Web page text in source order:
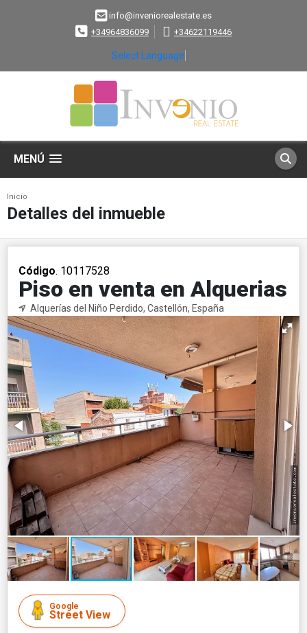
info@inveniorealestate.es
+34964836099
+34622119446
Select Language
MENÚ
Inicio
Detalles del inmueble
Código. 10117528
Piso en venta en Alquerias
Alquerías del Niño Perdido, Castellón, España
Google
Street View